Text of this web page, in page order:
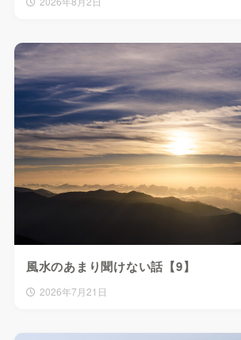
風水のあまり聞けない話【9】
2026年7月21日